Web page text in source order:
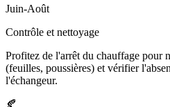
Juin-Août
Contrôle et nettoyage
Profitez de l'arrêt du chauffage pour
(feuilles, poussières) et vérifier
l'échangeur.
🍂